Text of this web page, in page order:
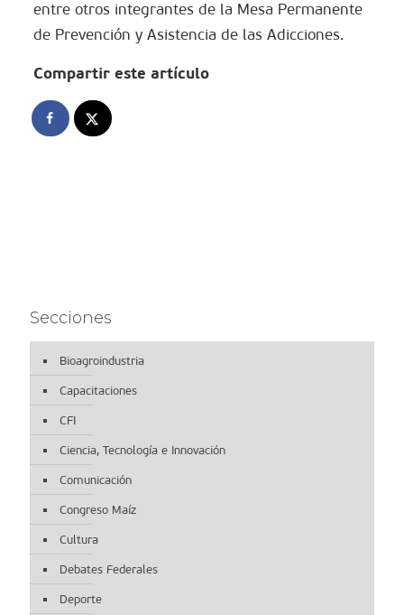
entre otros integrantes de la Mesa Permanente
de Prevención y Asistencia de las Adicciones.
Compartir este artículo
Secciones
Bioagroindustria
Capacitaciones
CFI
Ciencia, Tecnología e Innovación
Comunicación
Congreso Maíz
Cultura
Debates Federales
Deporte